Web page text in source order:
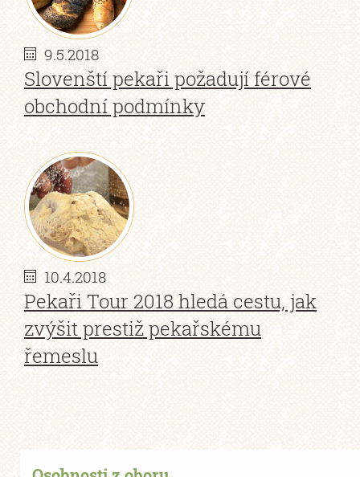
9.5.2018
Slovenští pekaři požadují férové
obchodní podmínky
10.4.2018
Pekaři Tour 2018 hledá cestu, jak
zvýšit prestiž pekařskému
řemeslu